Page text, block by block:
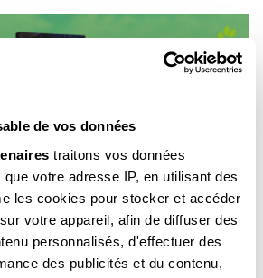
de vos données
traitons vos données
votre adresse IP, en utilisant des
les cookies pour stocker et accéder
votre appareil, afin de diffuser des
personnalisés, d'effectuer des
des publicités et du contenu,
en savoir plus...